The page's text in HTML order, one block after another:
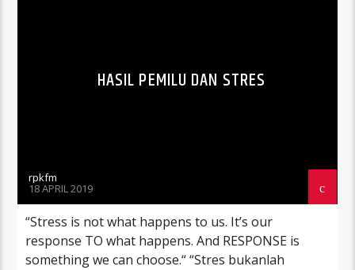
HASIL PEMILU DAN STRES
rpkfm
18 APRIL 2019
“Stress is not what happens to us. It’s our
response TO what happens. And RESPONSE is
something we can choose.“ “Stres bukanlah